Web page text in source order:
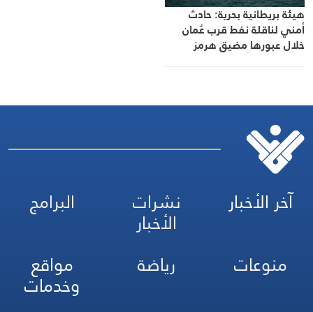
هيئة بريطانية بحرية: حادث
أمني لناقلة نفط قرب عُمان
خلال عبورها مضيق هرمز
آخر الأخبار نشرات
الأخبار
البرامج
منوعات
رياضة مواقع
وخدمات